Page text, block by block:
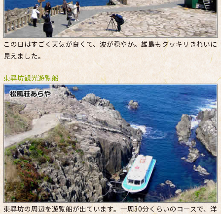
この日はすごく天気が良くて、波が穏やか。雄島もクッキリきれいに
見えました。
東尋坊観光遊覧船
東尋坊の周辺を遊覧船が出ています。一周30分くらいのコースで、洋